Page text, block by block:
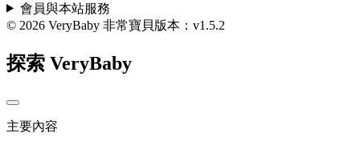
會員與本站服務
© 2026 VeryBaby 非常寶貝版本：v1.5.2
探索 VeryBaby
主要內容